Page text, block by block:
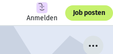
Anmelden
Job posten